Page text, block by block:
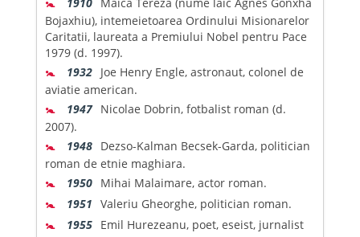
Bojaxhiu), intemeietoarea Ordinului Misionarelor
Caritatii, laureata a Premiului Nobel pentru Pace
1979 (d. 1997).
🚼 1932 Joe Henry Engle, astronaut, colonel de
aviatie american.
🚼 1947 Nicolae Dobrin, fotbalist roman (d.
2007).
🚼 1948 Dezso-Kalman Becsek-Garda, politician
roman de etnie maghiara.
🚼 1950 Mihai Malaimare, actor roman.
🚼 1951 Valeriu Gheorghe, politician roman.
🚼 1955 Emil Hurezeanu, poet, eseist, jurnalist